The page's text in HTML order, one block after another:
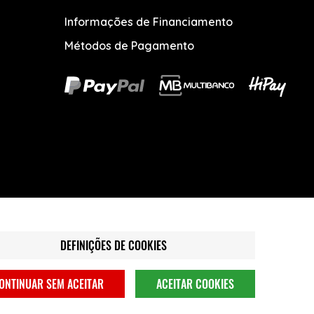
Informações de Financiamento
Métodos de Pagamento
DEFINIÇÕES DE COOKIES
SEM ACEITAR ACEITAR COOKIES